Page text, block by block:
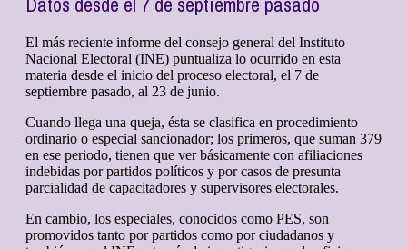
El más reciente informe del consejo general del Instituto
Nacional Electoral (INE) puntualiza lo ocurrido en esta
materia desde el inicio del proceso electoral, el 7 de
septiembre pasado, al 23 de junio.
Cuando llega una queja, ésta se clasifica en procedimiento
ordinario o especial sancionador; los primeros, que suman 379
en ese periodo, tienen que ver básicamente con afiliaciones
indebidas por partidos políticos y por casos de presunta
parcialidad de capacitadores y supervisores electorales.
En cambio, los especiales, conocidos como PES, son
promovidos tanto por partidos como por ciudadanos y